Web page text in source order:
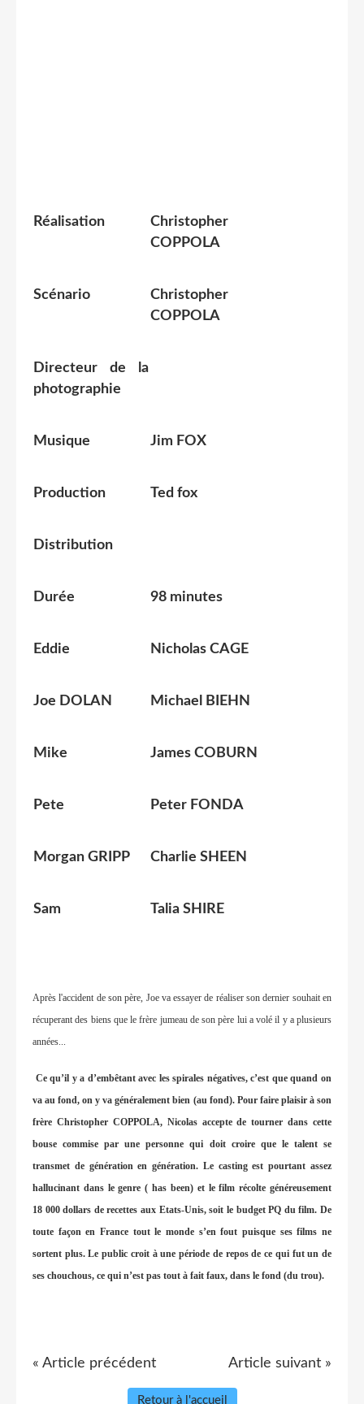
Réalisation
Christopher
COPPOLA
Scénario
Christopher
COPPOLA
Directeur de la
photographie
Musique Jim FOX
Production Ted fox
Distribution
Durée 98 minutes
Eddie Nicholas CAGE
Joe DOLAN Michael BIEHN
Mike James COBURN
Pete Peter FONDA
Morgan GRIPP Charlie SHEEN
Sam Talia SHIRE
Après l'accident de son père, Joe va essayer de réaliser son dernier souhait en
récuperant des biens que le frère jumeau de son père lui a volé il y a plusieurs
années...
Ce qu’il y a d’embêtant avec les spirales négatives, c’est que quand on
va au fond, on y va généralement bien (au fond). Pour faire plaisir à son
frère Christopher COPPOLA, Nicolas accepte de tourner dans cette
bouse commise par une personne qui doit croire que le talent se
transmet de génération en génération. Le casting est pourtant assez
hallucinant dans le genre ( has been) et le film récolte généreusement
18 000 dollars de recettes aux Etats-Unis, soit le budget PQ du film. De
toute façon en France tout le monde s’en fout puisque ses films ne
sortent plus. Le public croit à une période de repos de ce qui fut un de
ses chouchous, ce qui n’est pas tout à fait faux, dans le fond (du trou).
« Article précédent Article suivant »
Retour à l'accueil